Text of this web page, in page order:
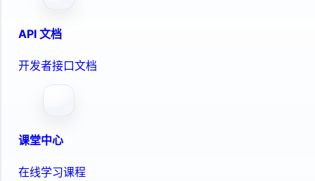
API 文档
开发者接口文档
课堂中心
在线学习课程